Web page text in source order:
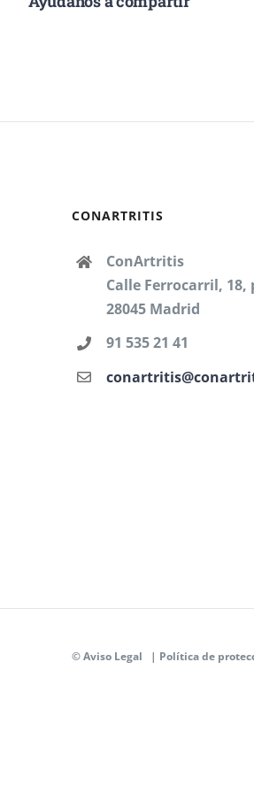
CONARTRITIS
ConArtritis
Calle Ferrocarril, 18,
28045 Madrid
91 535 21 41
©Aviso Legal | Política de